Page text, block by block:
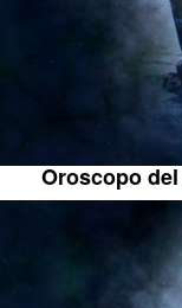
Oroscopo